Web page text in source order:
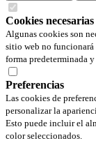
Cookies necesarias
Algunas cookies son
sitio web no funcionará
forma predeterminada
Preferencias
Las cookies de
personalizar la
Esto puede incluir el
color seleccionados.